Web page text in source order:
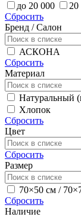
до 20 000
Сбросить
Бренд / Салон
АСКОНА
Сбросить
Материал
Натуральный
Хлопок
Сбросить
Цвет
Сбросить
Размер
70×50 см /
Сбросить
Наличие